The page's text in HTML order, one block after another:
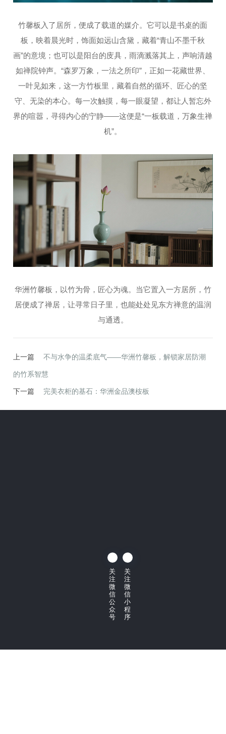
竹馨板入了居所，便成了载道的媒介。它可以是书桌的面
板，映着晨光时，饰面如远山含黛，藏着“青山不墨千秋
画”的意境；也可以是阳台的庋具，雨滴溅落其上，声响清越
如禅院钟声。“森罗万象，一法之所印”，正如一花藏世界、
一叶见如来，这一方竹板里，藏着自然的循环、匠心的坚
守、无染的本心。每一次触摸，每一眼凝望，都让人暂忘外
界的喧嚣，寻得内心的宁静——这便是“一板载道，万象生禅
机”。
华洲竹馨板，以竹为骨，匠心为魂。当它置入一方居所，竹
居便成了禅居，让寻常日子里，也能处处见东方禅意的温润
与通透。
上一篇 不与水争的温柔底气——华洲竹馨板，解锁家居防潮
的竹系智慧
下一篇 完美衣柜的基石：华洲金品澳桉板
关
注
微
信
公
众
号
关
注
微
信
小
程
序